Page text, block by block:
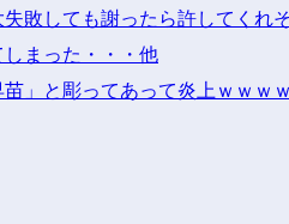
敗しても謝ったら許してくれ
しまった・・・他
」と彫ってあって炎上ｗｗｗ